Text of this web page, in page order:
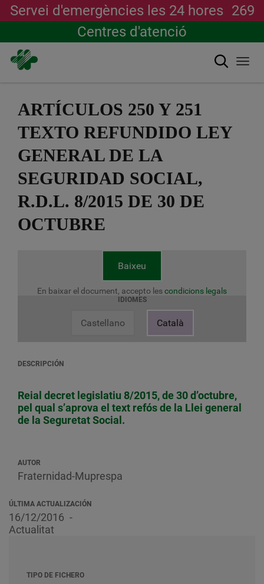
contingut
Servei d'emergències les 24 hores 269
Centres d'atenció
Cerca
ARTÍCULOS 250 Y 251
TEXTO REFUNDIDO LEY
GENERAL DE LA
SEGURIDAD SOCIAL,
R.D.L. 8/2015 DE 30 DE
OCTUBRE
Baixeu
En baixar el document, accepto lescondicions legals
IDIOMES
Castellano Català
DESCRIPCIÓN
Reial decret legislatiu 8/2015, de 30 d’octubre,
pel qual s’aprova el text refós de la Llei general
de la Seguretat Social.
AUTOR
Fraternidad-Muprespa
ÚLTIMA ACTUALIZACIÓN
16/12/2016
Actualitat
TIPO DE FICHERO